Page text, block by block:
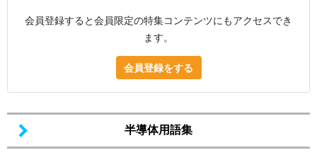
半導体用語集
会員登録すると会員限定の特集コンテンツにもアクセスでき
ます。
会員登録をする